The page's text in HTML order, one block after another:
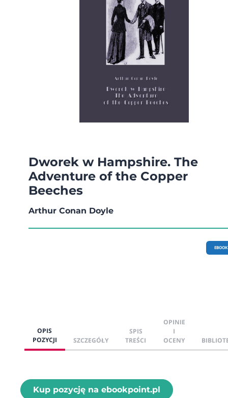
Dworek w Hampshire. The
Adventure of the Copper
Beeches
Arthur Conan Doyle
EBOOK
OPIS
POZYCJI
SZCZEGÓŁY
SPIS
TREŚCI
OPINIE
I
OCENY
Kup pozycję na ebookpoint.pl